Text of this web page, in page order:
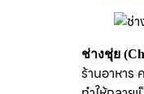
ช่างชุ่ย
ร้านอาหาร